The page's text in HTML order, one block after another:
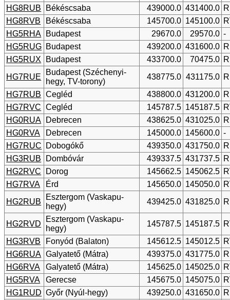
HG8RUB
Békéscsaba 439000.0 431400.0
HG8RVB
Békéscsaba 145700.0 145100.0
HG5RHA
Budapest 29670.0 29570.0 -
HG5RUG Budapest 439200.0 431600.0
HG5RUX
Budapest 433700.0 70475.0
HG7RUE
Budapest (Széchenyi-
hegy, TV-torony)
438775.0 431175.0
HG7RUB Cegléd 438800.0 431200.0
HG7RVC Cegléd 145787.5 145187.5
HG0RUA
Debrecen 438625.0 431025.0
HG0RVA
Debrecen 145000.0 145600.0 -
HG7RUC
Dobogókő 439350.0 431750.0
HG3RUB
Dombóvár 439337.5 431737.5
HG2RVC
Dorog 145662.5 145062.5
HG7RVA
Érd 145650.0 145050.0
HG2RUB
Esztergom (Vaskapu-
hegy)
439425.0 431825.0
HG2RVD
Esztergom (Vaskapu-
hegy)
145787.5 145187.5
HG3RVB
Fonyód (Balaton) 145612.5 145012.5
HG6RUA Galyatető (Mátra) 439375.0 431775.0
HG6RVA
Galyatető (Mátra) 145625.0 145025.0
HG5RVA
Gerecse 145675.0 145075.0
HG1RUD Győr (Nyúl-hegy) 439250.0 431650.0